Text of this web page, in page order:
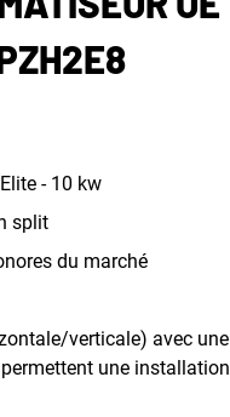
- 10 kw
split
du marché
verticale) avec une
une installation